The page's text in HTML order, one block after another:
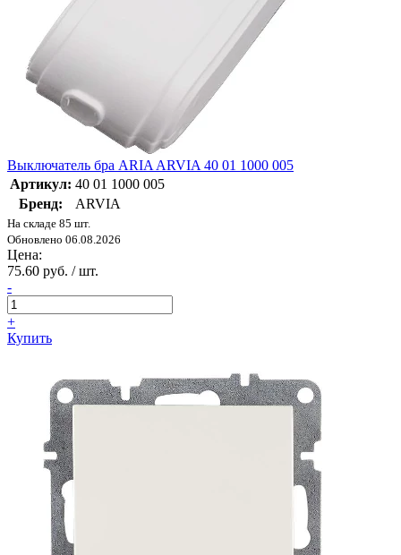
Выключатель бра ARIA ARVIA 40 01 1000 005
Артикул: 40 01 1000 005
Бренд:
ARVIA
На складе 85 шт.
Обновлено 06.08.2026
Цена:
75.60 руб. / шт.
-
+
Купить